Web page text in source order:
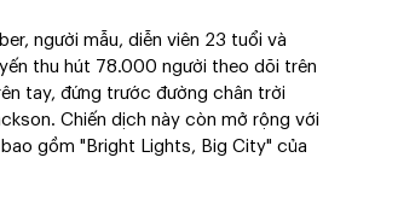
người mẫu, diễn viên 23 tuổi và
thu hút 78.000 người theo dõi trên
tay, đứng trước đường chân trời
Chiến dịch này còn mở rộng với
gồm "Bright Lights, Big City" của